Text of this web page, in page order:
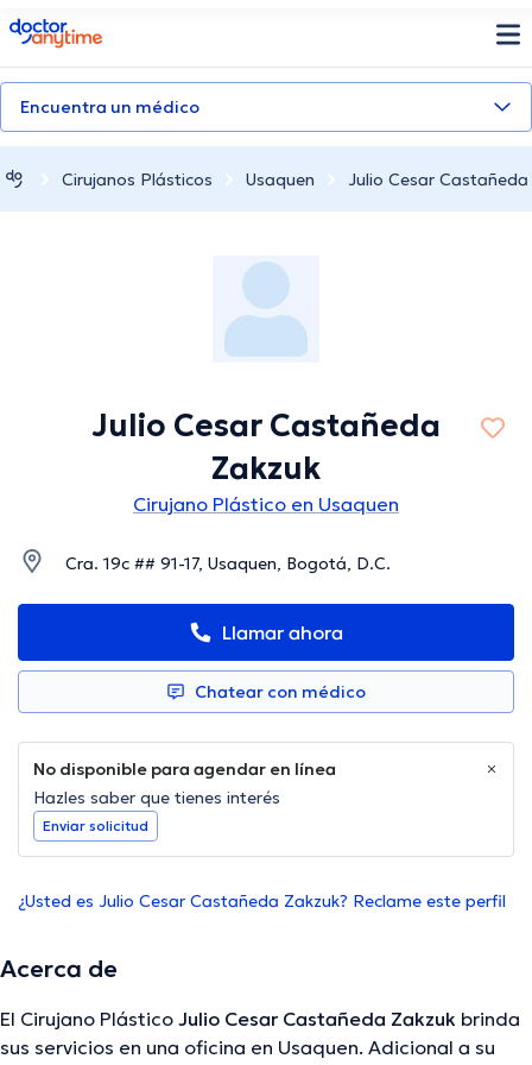
doctoranytime
Encuentra un médico
Cirujanos Plásticos Usaquen Julio Cesar Castañeda
Julio Cesar Castañeda
Zakzuk
Cirujano Plástico en Usaquen
Cra. 19c ## 91-17, Usaquen, Bogotá, D.C.
Llamar ahora
Chatear con médico
No disponible para agendar en línea
Hazles saber que tienes interés
Enviar solicitud
¿Usted es Julio Cesar Castañeda Zakzuk? Reclame este perfil
Acerca de
El Cirujano Plástico Julio Cesar Castañeda Zakzuk brinda
sus servicios en una oficina en Usaquen. Adicional a su